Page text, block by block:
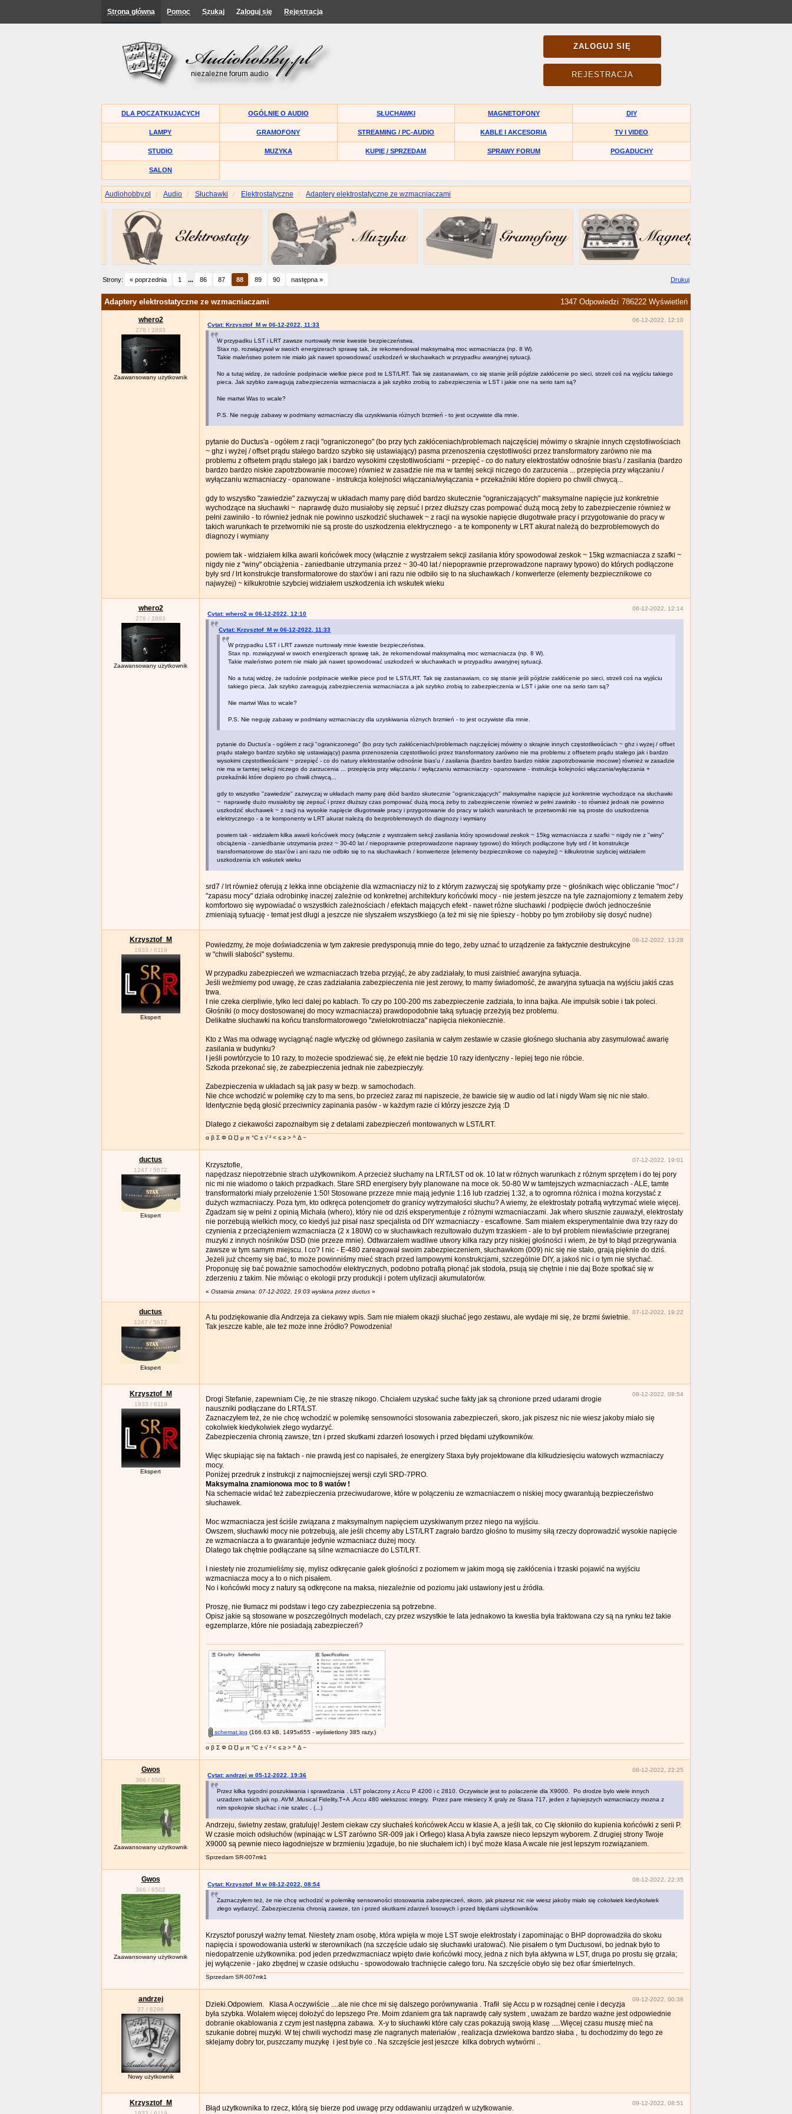
Strona główna Pomoc Szukaj Zaloguj się Rejestracja
ZALOGUJ SIĘ
REJESTRACJA
DLA POCZĄTKUJĄCYCH OGÓLNIE O AUDIO SŁUCHAWKI MAGNETOFONY DIY
LAMPY GRAMOFONY STREAMING / PC-AUDIO KABLE I AKCESORIA TV I VIDEO
STUDIO MUZYKA KUPIĘ / SPRZEDAM SPRAWY FORUM POGADUCHY
SALON
Audiohobby.pl Audio Słuchawki Elektrostatyczne Adaptery elektrostatyczne ze wzmacniaczami
Drukuj
Strony: « poprzednia 1 ... 86 87 88 89 90 następna »
Adaptery elektrostatyczne ze wzmacniaczami 1347 Odpowiedzi 786222 Wyświetleń
whero2
276 /2893
Zaawansowany użytkownik
06-12-2022, 12:10
Cytat: Krzysztof_M w 06-12-2022, 11:33
W przypadku LST i LRT zawsze nurtowały mnie kwestie bezpieczeństwa.
Stax np. rozwiązywał w swoich energizerach sprawę tak, że rekomendował maksymalną moc wzmacniacza (np. 8 W).
Takie maleństwo potem nie miało jak nawet spowodować uszkodzeń w słuchawkach w przypadku awaryjnej sytuacji.
No a tutaj widzę, że radośnie podpinacie wielkie piece pod te LST/LRT. Tak się zastanawiam, co się stanie jeśli pójdzie zakłócenie po sieci, strzeli coś na wyjściu takiego
pieca. Jak szybko zareagują zabezpieczenia wzmacniacza a jak szybko zrobią to zabezpieczenia w LST i jakie one na serio tam są?
Nie martwi Was to wcale?
P.S. Nie neguję zabawy w podmiany wzmacniaczy dla uzyskiwania różnych brzmień - to jest oczywiste dla mnie.
pytanie do Ductus'a - ogółem z racji "ograniczonego" (bo przy tych zakłóceniach/problemach najczęściej mówimy o skrajnie innych częstotliwościach
~ ghz i wyżej / offset prądu stałego bardzo szybko się ustawiający) pasma przenoszenia częstotliwości przez transformatory zarówno nie ma
problemu z offsetem prądu stałego jak i bardzo wysokimi częstotliwościami ~ przepięć - co do natury elektrostatów odnośnie bias'u / zasilania (bardzo
bardzo bardzo niskie zapotrzbowanie mocowe) również w zasadzie nie ma w tamtej sekcji niczego do zarzucenia ... przepięcia przy włączaniu /
wyłączaniu wzmacniaczy - opanowane - instrukcja kolejności włączania/wyłączania + przekaźniki które dopiero po chwili chwycą...
gdy to wszystko "zawiedzie" zazwyczaj w układach mamy parę diód bardzo skutecznie "ograniczających" maksymalne napięcie już konkretnie
wychodzące na słuchawki ~ naprawdę dużo musiałoby się zepsuć i przez dłuższy czas pompować dużą mocą żeby to zabezpieczenie również w
pełni zawiniło - to również jednak nie powinno uszkodzić słuchawek ~ z racji na wysokie napięcie długotrwałe pracy i przygotowanie do pracy w
takich warunkach te przetworniki nie są proste do uszkodzenia elektrycznego - a te komponenty w LRT akurat należą do bezproblemowych do
diagnozy i wymiany
powiem tak - widziałem kilka awarii końcówek mocy (włącznie z wystrzałem sekcji zasilania który spowodował zeskok ~ 15kg wzmacniacza z szafki ~
nigdy nie z "winy" obciążenia - zaniedbanie utrzymania przez ~ 30-40 lat / niepoprawnie przeprowadzone naprawy typowo) do których podłączone
były srd / lrt konstrukcje transformatorowe do stax'ów i ani razu nie odbiło się to na słuchawkach / konwerterze (elementy bezpiecznikowe co
najwyżej) ~ kilkukrotnie szybciej widziałem uszkodzenia ich wskutek wieku
whero2
276 /2893
Zaawansowany użytkownik
06-12-2022, 12:14
Cytat: whero2 w 06-12-2022, 12:10
Cytat: Krzysztof_M w 06-12-2022, 11:33
W przypadku LST i LRT zawsze nurtowały mnie kwestie bezpieczeństwa.
Stax np. rozwiązywał w swoich energizerach sprawę tak, że rekomendował maksymalną moc wzmacniacza (np. 8 W).
Takie maleństwo potem nie miało jak nawet spowodować uszkodzeń w słuchawkach w przypadku awaryjnej sytuacji.
No a tutaj widzę, że radośnie podpinacie wielkie piece pod te LST/LRT. Tak się zastanawiam, co się stanie jeśli pójdzie zakłócenie po sieci, strzeli coś na wyjściu
takiego pieca. Jak szybko zareagują zabezpieczenia wzmacniacza a jak szybko zrobią to zabezpieczenia w LST i jakie one na serio tam są?
Nie martwi Was to wcale?
P.S. Nie neguję zabawy w podmiany wzmacniaczy dla uzyskiwania różnych brzmień - to jest oczywiste dla mnie.
pytanie do Ductus'a - ogółem z racji "ograniczonego" (bo przy tych zakłóceniach/problemach najczęściej mówimy o skrajnie innych częstotliwościach ~ ghz i wyżej / offset
prądu stałego bardzo szybko się ustawiający) pasma przenoszenia częstotliwości przez transformatory zarówno nie ma problemu z offsetem prądu stałego jak i bardzo
wysokimi częstotliwościami ~ przepięć - co do natury elektrostatów odnośnie bias'u / zasilania (bardzo bardzo bardzo niskie zapotrzbowanie mocowe) również w zasadzie
nie ma w tamtej sekcji niczego do zarzucenia ... przepięcia przy włączaniu / wyłączaniu wzmacniaczy - opanowane - instrukcja kolejności włączania/wyłączania +
przekaźniki które dopiero po chwili chwycą...
gdy to wszystko "zawiedzie" zazwyczaj w układach mamy parę diód bardzo skutecznie "ograniczających" maksymalne napięcie już konkretnie wychodzące na słuchawki
~ naprawdę dużo musiałoby się zepsuć i przez dłuższy czas pompować dużą mocą żeby to zabezpieczenie również w pełni zawiniło - to również jednak nie powinno
uszkodzić słuchawek ~ z racji na wysokie napięcie długotrwałe pracy i przygotowanie do pracy w takich warunkach te przetworniki nie są proste do uszkodzenia
elektrycznego - a te komponenty w LRT akurat należą do bezproblemowych do diagnozy i wymiany
powiem tak - widziałem kilka awarii końcówek mocy (włącznie z wystrzałem sekcji zasilania który spowodował zeskok ~ 15kg wzmacniacza z szafki ~ nigdy nie z "winy"
obciążenia - zaniedbanie utrzymania przez ~ 30-40 lat / niepoprawnie przeprowadzone naprawy typowo) do których podłączone były srd / lrt konstrukcje
transformatorowe do stax'ów i ani razu nie odbiło się to na słuchawkach / konwerterze (elementy bezpiecznikowe co najwyżej) ~ kilkukrotnie szybciej widziałem
uszkodzenia ich wskutek wieku
srd7 / lrt również oferują z lekka inne obciążenie dla wzmacniaczy niż to z którym zazwyczaj się spotykamy prze ~ głośnikach więc obliczanie "moc" /
"zapasu mocy" działa odrobinkę inaczej zależnie od konkretnej architektury końcówki mocy - nie jestem jeszcze na tyle zaznajomiony z tematem żeby
komfortowo się wypowiadać o wszystkich zależnościach / efektach mających efekt - nawet różne słuchawki / podpięcie dwóch jednocześnie
zmieniają sytuację - temat jest długi a jeszcze nie slyszałem wszystkiego (a też mi się nie śpieszy - hobby po tym zrobiłoby się dosyć nudne)
Krzysztof_M
1933 / 6119
Ekspert
06-12-2022, 13:28
Powiedzmy, że moje doświadczenia w tym zakresie predysponują mnie do tego, żeby uznać to urządzenie za faktycznie destrukcyjne
w "chwili słabości" systemu.
W przypadku zabezpieczeń we wzmacniaczach trzeba przyjąć, że aby zadziałały, to musi zaistnieć awaryjna sytuacja.
Jeśli weźmiemy pod uwagę, że czas zadziałania zabezpieczenia nie jest zerowy, to mamy świadomość, że awaryjna sytuacja na wyjściu jakiś czas
trwa.
I nie czeka cierpliwie, tylko leci dalej po kablach. To czy po 100-200 ms zabezpieczenie zadziała, to inna bajka. Ale impulsik sobie i tak poleci.
Głośniki (o mocy dostosowanej do mocy wzmacniacza) prawdopodobnie taką sytuację przeżyją bez problemu.
Delikatne słuchawki na końcu transformatorowego "zwielokrotniacza" napięcia niekoniecznie.
Kto z Was ma odwagę wyciągnąć nagle wtyczkę od głównego zasilania w całym zestawie w czasie głośnego słuchania aby zasymulować awarię
zasilania w budynku?
I jeśli powtórzycie to 10 razy, to możecie spodziewać się, że efekt nie będzie 10 razy identyczny - lepiej tego nie róbcie.
Szkoda przekonać się, że zabezpieczenia jednak nie zabezpieczyły.
Zabezpieczenia w układach są jak pasy w bezp. w samochodach.
Nie chce wchodzić w polemikę czy to ma sens, bo przecież zaraz mi napiszecie, że bawicie się w audio od lat i nigdy Wam się nic nie stało.
Identycznie będą głosić przeciwnicy zapinania pasów - w każdym razie ci którzy jeszcze żyją :D
Dlatego z ciekawości zapoznałbym się z detalami zabezpieczeń montowanych w LST/LRT.
α β Σ Φ Ω ℧ μ π °C ± √ ² < ≤ ≥ > ^ Δ −
ductus
1247 /5672
Ekspert
07-12-2022, 19:01
Krzysztofie,
napędzasz niepotrzebnie strach użytkownikom. A przecież słuchamy na LRT/LST od ok. 10 lat w różnych warunkach z różnym sprzętem i do tej pory
nic mi nie wiadomo o takich przpadkach. Stare SRD energisery były planowane na moce ok. 50-80 W w tamtejszych wzmacniaczach - ALE, tamte
transformatorki miały przełożenie 1:50! Stosowane przzeze mnie mają jedynie 1:16 lub rzadziej 1:32, a to ogromna różnica i można korzystać z
dużych wzmacniaczy. Poza tym, kto odkręca potencjometr do granicy wytrzymałości słuchu? A wiemy, że elektrostaty potrafią wytrzymać wiele więcej.
Zgadzam się w pełni z opinią Michała (whero), który nie od dziś eksperymentuje z różnymi wzmacniaczami. Jak whero słusznie zauważył, elektrostaty
nie porzebują wielkich mocy, co kiedyś już pisał nasz specjalista od DIY wzmacniaczy - escaflowne. Sam miałem eksperymentalnie dwa trzy razy do
czynienia z przeciążeniem wzmacniacza (2 x 180W) co w słuchawkach rezultowało dużym trzaskiem - ale to był problem niewłaściwie przegranej
muzyki z innych nośników DSD (nie przeze mnie). Odtwarzałem wadliwe utwory kilka razy przy niskiej głośności i wiem, że był to błąd przegrywania
zawsze w tym samym miejscu. I co? I nic - E-480 zareagował swoim zabezpieczeniem, słuchawkom (009) nic się nie stało, grają pięknie do dziś.
Jeżeli już chcemy się bać, to może powinniśmy mieć strach przed lampowymi konstrukcjami, szczególnie DIY, a jakoś nic i o tym nie słychać.
Proponuję się bać poważnie samochodów elektrycznych, podobno potrafią płonąć jak stodoła, psują się chętnie i nie daj Boże spotkać się w
zderzeniu z takim. Nie mówiąc o ekologii przy produkcji i potem utylizacji akumulatorów.
«Ostatnia zmiana: 07-12-2022, 19:03 wysłana przez ductus »
ductus
1247 /5672
Ekspert
07-12-2022, 19:22
A tu podziękowanie dla Andrzeja za ciekawy wpis. Sam nie miałem okazji słuchać jego zestawu, ale wydaje mi się, że brzmi świetnie.
Tak jeszcze kable, ale też może inne źródło? Powodzenia!
Krzysztof_M
1933 / 6119
Ekspert
08-12-2022, 08:54
Drogi Stefanie, zapewniam Cię, że nie straszę nikogo. Chciałem uzyskać suche fakty jak są chronione przed udarami drogie
nauszniki podłączane do LRT/LST.
Zaznaczyłem też, że nie chcę wchodzić w polemikę sensowności stosowania zabezpieczeń, skoro, jak piszesz nic nie wiesz jakoby miało się
cokolwiek kiedykolwiek złego wydarzyć.
Zabezpieczenia chronią zawsze, tzn i przed skutkami zdarzeń losowych i przed błędami użytkowników.
Więc skupiając się na faktach - nie prawdą jest co napisałeś, że energizery Staxa były projektowane dla kilkudziesięciu watowych wzmacniaczy
mocy.
Poniżej przedruk z instrukcji z najmocniejszej wersji czyli SRD-7PRO.
Maksymalna znamionowa moc to 8 watów !
Na schemacie widać też zabezpieczenia przeciwudarowe, które w połączeniu ze wzmacniaczem o niskiej mocy gwarantują bezpieczeństwo
słuchawek.
Moc wzmacniacza jest ściśle związana z maksymalnym napięciem uzyskiwanym przez niego na wyjściu.
Owszem, słuchawki mocy nie potrzebują, ale jeśli chcemy aby LST/LRT zagrało bardzo głośno to musimy siłą rzeczy doprowadzić wysokie napięcie
ze wzmacniacza a to gwarantuje jedynie wzmacniacz dużej mocy.
Dlatego tak chętnie podłączane są silne wzmacniacze do LST/LRT.
I niestety nie zrozumieliśmy się, mylisz odkręcanie gałek głośności z poziomem w jakim mogą się zakłócenia i trzaski pojawić na wyjściu
wzmacniacza mocy a to o nich pisałem.
No i końcówki mocy z natury są odkręcone na maksa, niezależnie od poziomu jaki ustawiony jest u źródła.
Proszę, nie tłumacz mi podstaw i tego czy zabezpieczenia są potrzebne.
Opisz jakie są stosowane w poszczególnych modelach, czy przez wszystkie te lata jednakowo ta kwestia była traktowana czy są na rynku też takie
egzemplarze, które nie posiadają zabezpieczeń?
schemat.jpg (166.63 kB, 1495x655 - wyświetlony 385 razy.)
α β Σ Φ Ω ℧ μ π °C ± √ ² < ≤ ≥ > ^ Δ −
Gwos
366 /6502
Zaawansowany użytkownik
08-12-2022, 22:25
Cytat: andrzej w 05-12-2022, 19:36
Przez kilka tygodni poszukiwania i sprawdzania . LST polaczony z Accu P 4200 i c 2810. Oczywiscie jest to polaczenie dla X9000. Po drodze bylo wiele innych
urzadzen takich jak np. AVM ,Musical Fidelity,T+A ,Accu 480 wiekszosc integry. Przez pare miesiecy X graly ze Staxa 717, jeden z fajniejszych wzmacniaczy mozna z
nim spokojnie sluchac i nie szalec . (...)
Andrzeju, świetny zestaw, gratuluję! Jestem ciekaw czy słuchałeś końcówek Accu w klasie A, a jeśli tak, co Cię skłoniło do kupienia końcówki z serii P.
W czasie moich odsłuchów (wpinając w LST zarówno SR-009 jak i Orfiego) klasa A była zawsze nieco lepszym wyborem. Z drugiej strony Twoje
X9000 są pewnie nieco łagodniejsze w brzmieniu )zgaduje, bo nie słuchałem ich) i być może klasa A wcale nie jest lepszym rozwiązaniem.
Sprzedam SR-007mk1
Gwos
366 /6502
Zaawansowany użytkownik
08-12-2022, 22:35
Cytat: Krzysztof_M w 08-12-2022, 08:54
Zaznaczyłem też, że nie chcę wchodzić w polemikę sensowności stosowania zabezpieczeń, skoro, jak piszesz nic nie wiesz jakoby miało się cokolwiek kiedykolwiek
złego wydarzyć. Zabezpieczenia chronią zawsze, tzn i przed skutkami zdarzeń losowych i przed błędami użytkowników.
Krzysztof poruszył ważny temat. Niestety znam osobę, która wpięła w moje LST swoje elektrostaty i zapominając o BHP doprowadziła do skoku
napięcia i spowodowania usterki w sterownikach (na szczęście udało się słuchawki uratować). Nie pisałem o tym Ductusowi, bo jednak było to
niedopatrzenie użytkownika: pod jeden przedwzmacniacz wpięto dwie końcówki mocy, jedna z nich była aktywna w LST, druga po prostu się grzała;
jej wyłączenie - jako zbędnej w czasie odsłuchu - spowodowało trachnięcie całego toru. Na szczęście obyło się bez ofiar śmiertelnych.
Sprzedam SR-007mk1
andrzej
27 /6298
Nowy użytkownik
09-12-2022, 00:38
Dzieki.Odpowiem. Klasa A oczywiście ....ale nie chce mi się dalszego porównywania . Trafił się Accu p w rozsądnej cenie i decyzja
była szybka. Wolałem więcej dołożyć do lepszego Pre. Moim zdaniem gra tak naprawdę cały system , uważam ze bardzo ważne jest odpowiednie
dobranie okablowania z czym jest następna zabawa. X-y to słuchawki które cały czas pokazują swoją klasę .....Więcej czasu muszę mieć na
szukanie dobrej muzyki. W tej chwili wychodzi masę zle nagranych materiałów , realizacja dzwiekowa bardzo słaba , tu dochodzimy do tego ze
sklejamy dobry tor, puszczamy muzykę i jest byle co . Na szczęście jest jeszcze kilka dobrych wytwórni ..
Krzysztof_M 09-12-2022, 08:51
Błąd użytkownika to rzecz, którą się bierze pod uwagę przy oddawaniu urządzeń w użytkowanie.